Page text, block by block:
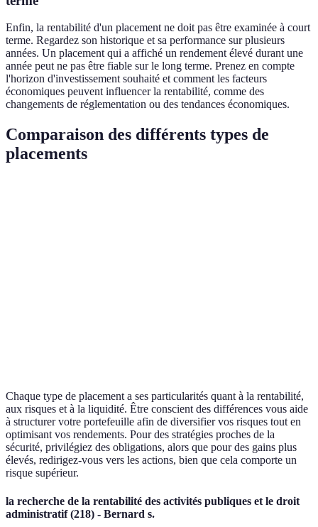
Enfin, la rentabilité d'un placement ne doit pas être examinée à court
terme. Regardez son historique et sa performance sur plusieurs
années. Un placement qui a affiché un rendement élevé durant une
année peut ne pas être fiable sur le long terme. Prenez en compte
l'horizon d'investissement souhaité et comment les facteurs
économiques peuvent influencer la rentabilité, comme des
changements de réglementation ou des tendances économiques.
Comparaison des différents types de
placements
Chaque type de placement a ses particularités quant à la rentabilité,
aux risques et à la liquidité. Être conscient des différences vous aide
à structurer votre portefeuille afin de diversifier vos risques tout en
optimisant vos rendements. Pour des stratégies proches de la
sécurité, privilégiez des obligations, alors que pour des gains plus
élevés, redirigez-vous vers les actions, bien que cela comporte un
risque supérieur.
la recherche de la rentabilité des activités publiques et le droit
administratif (218) - Bernard s.